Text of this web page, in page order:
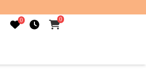
0 0